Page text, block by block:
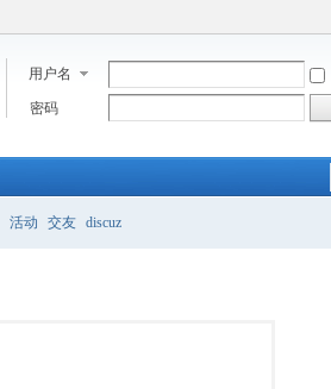
用户名
密码
活动 交友 discuz